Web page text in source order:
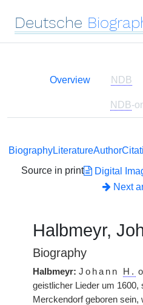
Deutsche
Overview NDB
NDB-
BiographyLiteratureAuthor
Source in print
Digital
Next
Halbmeyr,
Biography
Halbmeyr: Johann H.
geistlicher Lieder um 1600,
Merckendorf geboren sein,